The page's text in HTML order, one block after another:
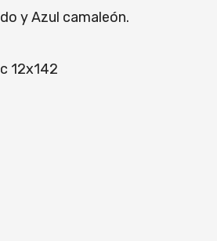
y Azul camaleón.
12x142